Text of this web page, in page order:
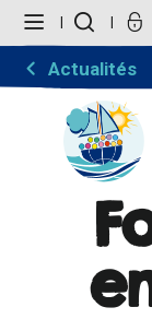
contenu.
navigation
personnels
Actualités